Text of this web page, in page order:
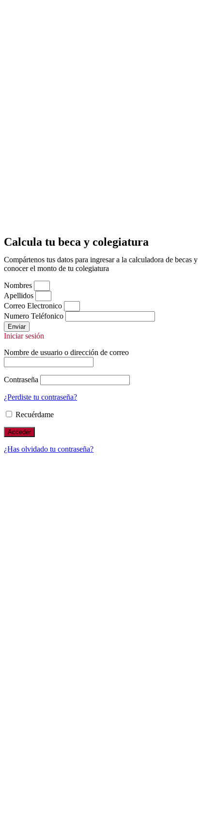
Calcula tu beca y colegiatura
Compártenos tus datos para ingresar a la calculadora de becas y
conocer el monto de tu colegiatura
Nombres
Apellidos
Correo Electronico
Numero Teléfonico
Enviar
Iniciar sesión
Nombre de usuario o dirección de correo
Contraseña
¿Perdiste tu contraseña?
Recuérdame
¿Has olvidado tu contraseña?